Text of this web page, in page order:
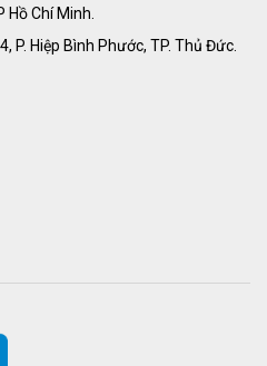
Hồ Chí Minh.
P. Hiệp Bình Phước, TP. Thủ Đức.